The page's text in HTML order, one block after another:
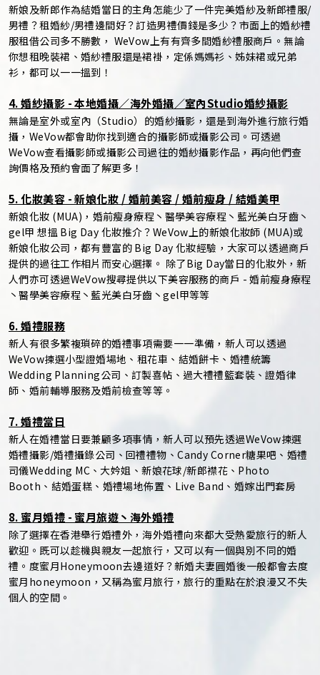
新娘及新郎作為結婚當日的主角怎能少了一件完美婚紗及新郎禮服/
男禮？租婚紗/男禮邊間好？訂造男禮價錢是多少？市面上的婚紗禮
服租借公司多不勝數， WeVow上有有齊多間婚紗禮服商戶。無論
你想租晚裝裙、婚紗禮服還是裙褂，定係媽媽衫、姊妹裙或兄弟
衫，都可以一一搵到！
4. 婚紗攝影 - 本地婚攝／海外婚攝／室內Studio婚紗攝影
無論是室外或室內（Studio）的婚紗攝影，還是到海外進行旅行婚
攝，WeVow都會助你找到適合的攝影師或攝影公司。可透過
WeVow查看攝影師或攝影公司過往的婚紗攝影作品，再向他們查
詢價格及預約會面了解更多！
5. 化妝美容 - 新娘化妝 / 婚前美容 / 婚前瘦身 / 結婚美甲
新娘化妝 (MUA)，婚前瘦身療程丶醫學美容療程丶藍光美白牙齒丶
gel甲 想搵 Big Day 化妝推介？WeVow上的新娘化妝師 (MUA)或
新娘化妝公司，都有豐富的 Big Day 化妝經驗，大家可以透過商戶
提供的過往工作相片而安心選擇。 除了Big Day當日的化妝外，新
人們亦可透過WeVow搜尋提供以下美容服務的商戶 - 婚前瘦身療程
丶醫學美容療程丶藍光美白牙齒丶gel甲等等
6. 婚禮服務
新人有很多繁複瑣碎的婚禮事項需要一一準備，新人可以透過
WeVow揀選小型證婚場地、租花車、結婚餅卡、婚禮統籌
Wedding Planning公司、訂製喜帖、過大禮禮籃套裝、證婚律
師、婚前輔導服務及婚前檢查等等。
7. 婚禮當日
新人在婚禮當日要兼顧多項事情，新人可以預先透過WeVow揀選
婚禮攝影/婚禮攝錄公司、回禮禮物、Candy Corner糖果吧、婚禮
司儀Wedding MC、大妗姐、新娘花球/新郎襟花、Photo
Booth、結婚蛋糕、婚禮場地佈置、Live Band、婚嫁出門套房
8. 蜜月婚禮 - 蜜月旅遊丶海外婚禮
除了選擇在香港舉行婚禮外，海外婚禮向來都大受熱愛旅行的新人
歡迎。既可以趁機與親友一起旅行，又可以有一個與別不同的婚
禮。度蜜月Honeymoon去邊道好？新婚夫妻圓婚後一般都會去度
蜜月honeymoon，又稱為蜜月旅行，旅行的重點在於浪漫又不失
個人的空間。